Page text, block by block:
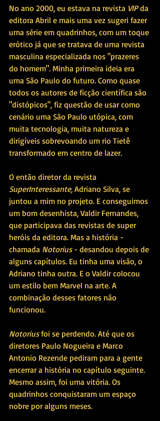
No ano 2000, eu estava na revista VIP da
editora Abril e mais uma vez sugeri fazer
uma série em quadrinhos, com um toque
erótico já que se tratava de uma revista
masculina especializada nos "prazeres
do homem". Minha primeira ideia era
uma São Paulo do futuro. Como quase
todos os autores de ficção científica são
"distópicos", fiz questão de usar como
cenário uma São Paulo utópica, com
muita tecnologia, muita natureza e
dirigíveis sobrevoando um rio Tietê
transformado em centro de lazer.
O então diretor da revista
SuperInteressante, Adriano Silva, se
juntou a mim no projeto. E conseguimos
um bom desenhista, Valdir Fernandes,
que participava das revistas de super
heróis da editora. Mas a história -
chamada Notorius - desandou depois de
alguns capítulos. Eu tinha uma visão, o
Adriano tinha outra. E o Valdir colocou
um estilo bem Marvel na arte. A
combinação desses fatores não
funcionou.
Notorius foi se perdendo. Até que os
diretores Paulo Nogueira e Marco
Antonio Rezende pediram para a gente
encerrar a história no capítulo seguinte.
Mesmo assim, foi uma vitória. Os
quadrinhos conquistaram um espaço
nobre por alguns meses.